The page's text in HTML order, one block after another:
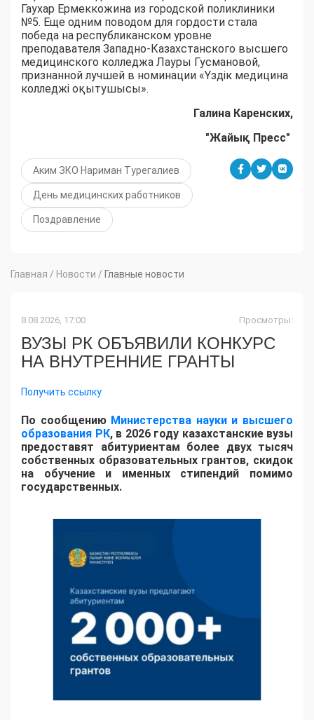
Гаухар Ермеккожина из городской поликлиники
№5. Еще одним поводом для гордости стала
победа на республиканском уровне
преподавателя Западно-Казахстанского высшего
медицинского колледжа Лауры Гусмановой,
признанной лучшей в номинации «Үздік медицина
колледжі оқытушысы».
Галина Каренских,
"Жайық Пресс"
Аким ЗКО Нариман Турегалиев
День медицинских работников
Поздравление
Главная / Новости / Главные новости
8.08.2026, 17:00 Просмотры:
ВУЗЫ РК ОБЪЯВИЛИ КОНКУРС
НА ВНУТРЕННИЕ ГРАНТЫ
Получить ссылку
По сообщению Министерства науки и высшего
образования РК, в 2026 году казахстанские вузы
предоставят абитуриентам более двух тысяч
собственных образовательных грантов, скидок
на обучение и именных стипендий помимо
государственных.